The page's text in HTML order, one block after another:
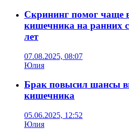
Скрининг помог чаще
кишечника на ранних
лет
07.08.2025, 08:07
Юлия
Брак повысил шансы
кишечника
05.06.2025, 12:52
Юлия